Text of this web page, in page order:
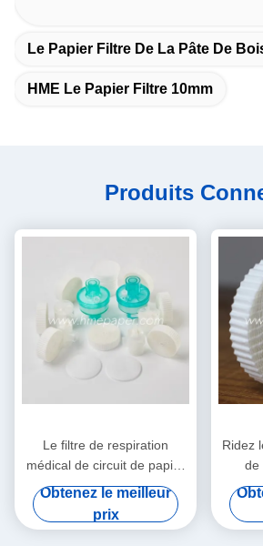
Le Papier Filtre De La Pâte De
HME Le Papier Filtre 10mm
Produits
Le filtre de respiration
médical de circuit de papier
filtre de HMEF HME a ridé le
Obtenez le meilleur
prix
Ridez
de